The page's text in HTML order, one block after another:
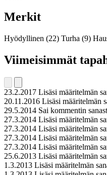
Merkit
Hyödyllinen (22) Turha (9)
Viimeisimmät
23.2.2017 Lisäsi määritelmän
20.11.2016 Lisäsi määritelmän
29.5.2014 Sai kommentin
27.3.2014 Lisäsi määritelmän
27.3.2014 Lisäsi määritelmän
27.3.2014 Lisäsi määritelmän
27.3.2014 Lisäsi määritelmän
25.6.2013 Lisäsi määritelmän
1.3.2013 Lisäsi määritelmän